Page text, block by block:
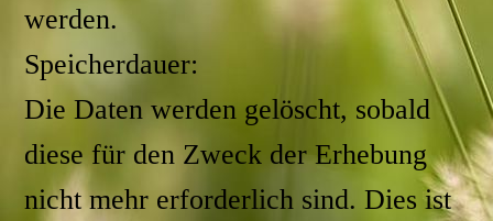
werden.
Speicherdauer:
Die Daten werden gelöscht, sobald
diese für den Zweck der Erhebung
nicht mehr erforderlich sind. Dies ist